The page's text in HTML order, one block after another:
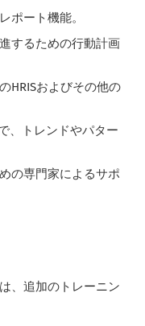
ポート機能。
するための行動計画
HRISおよびその他の
、トレンドやパター
の専門家によるサポ
、追加のトレーニン